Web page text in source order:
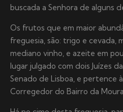
buscada a Senhora de alguns
Os frutos que em maior
freguesia, são: trigo e cevada,
mediano vinho, e azeite em
lugar julgado com dois Juízes
Senado de Lisboa, e pertence
Corregedor do Bairro da